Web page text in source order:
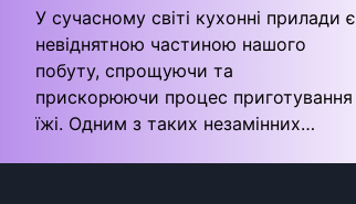
У сучасному світі кухонні прилади є
невіднятною частиною нашого
побуту, спрощуючи та
прискорюючи процес приготування
їжі. Одним з таких незамінних…